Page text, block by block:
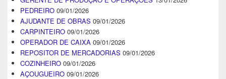
PEDREIRO 09/01/2026
AJUDANTE DE OBRAS 09/01/2026
CARPINTEIRO 09/01/2026
OPERADOR DE CAIXA 09/01/2026
REPOSITOR DE MERCADORIAS 09/01/2026
COZINHEIRO 09/01/2026
AÇOUGUEIRO 09/01/2026